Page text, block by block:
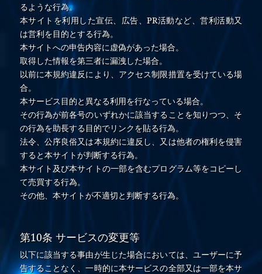
るような行為。
本サイトを利用した宣伝、広告、PR活動など、営利活動又
は営利を目的とする行為。
本サイトへの申告内容に虚偽があった場合。
取得した情報を第三者に漏洩した場合。
以前に本規約違反により、アクセス制限措置を受けている場
合。
本サービス目的と異なる利用を行なっている場合。
その行為が前各号のいずれかに該当することを知りつつ、そ
の行為を助長する目的でリンクを貼る行為。
法令、公序良俗又は本規約に違反し、又は他者の権利を侵害
すると本サイトが判断する行為。
本サイト及び本サイトの一部を含むプログラム等をコピーし
て売買する行為。
その他、本サイトが不適切と判断する行為。
第10条 サービスの変更等
以下に該当する事由が生じた場合においては、ユーザーに予
告することなく、一時的に本サービスの全部又は一部を本サ